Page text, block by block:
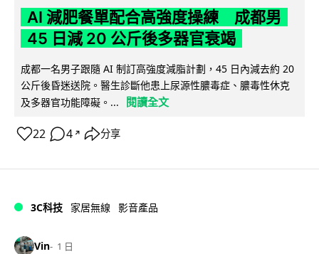
AI 減肥餐單配合高強度操練 成都男
45 日減 20 公斤後多器官衰竭
成都一名男子跟隨 AI 制訂高強度減脂計劃，45 日內減去約 20
公斤後昏迷送院。醫生診斷他患上尿源性膿毒症、膿毒性休克
及多器官功能障礙。...
閱讀全文
22 4 ↗ 分享
3C科技 家居無線 影音產品
Vin 1 日